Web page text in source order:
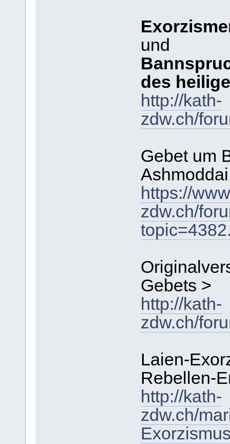
und
des
http://kath-
zdw.ch/
Gebet um
https://
zdw.ch/
Gebets >
http://kath-
zdw.ch/
Laien-
Rebellen-
http://kath-
zdw.ch/